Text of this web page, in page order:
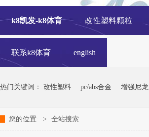
改性塑料颗粒、染色塑料颗粒生产厂家---- 青岛
k8凯发-k8体育 改性塑料颗粒
联系k8体育 english
热门关键词： 改性塑料 pc/abs合金 增强尼龙
您的位置: > 全站搜索